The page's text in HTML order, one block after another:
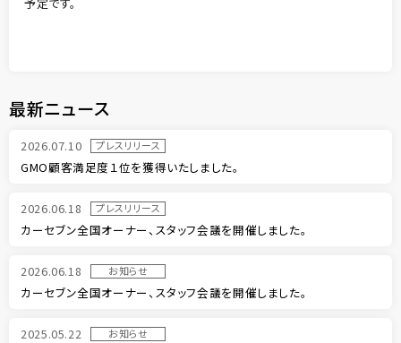
最新ニュース
2026.07.10 プレスリリース
GMO顧客満足度１位を獲得いたしました。
2026.06.18 プレスリリース
カーセブン全国オーナー、スタッフ会議を開催しました。
2026.06.18 お知らせ
カーセブン全国オーナー、スタッフ会議を開催しました。
2025.05.22 お知らせ